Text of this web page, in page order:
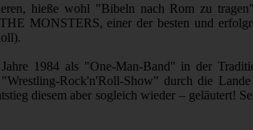
hieße wohl "Bibeln nach Rom zu
MONSTERS, einer der besten und
1984 als "One-Man-Band" in der
Rock'n'Roll-Show" durch die
diesem aber sogleich wieder –